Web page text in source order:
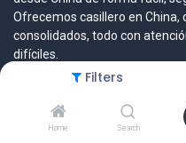
Filters
Home Search
Ofrecemos casillero en China,
consolidados, todo con
difíciles.
Contáctenos